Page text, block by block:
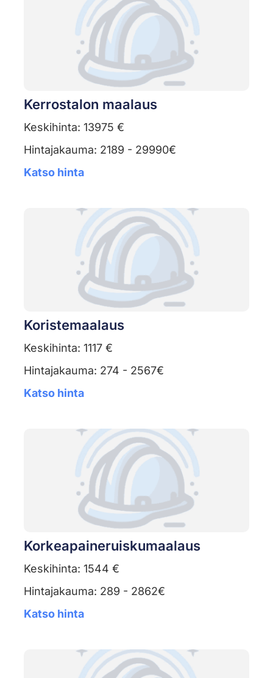
Kerrostalon maalaus
Keskihinta: 13975 €
Hintajakauma: 2189 - 29990€
Katso hinta
Koristemaalaus
Keskihinta: 1117 €
Hintajakauma: 274 - 2567€
Katso hinta
Korkeapaineruiskumaalaus
Keskihinta: 1544 €
Hintajakauma: 289 - 2862€
Katso hinta